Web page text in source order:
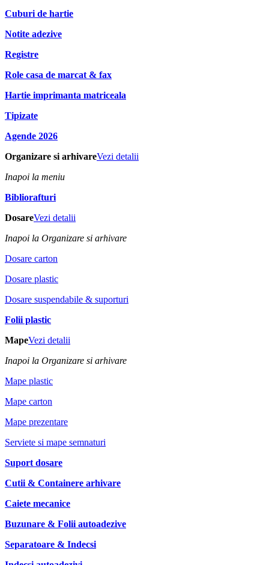
Cuburi de hartie
Notite adezive
Registre
Role casa de marcat & fax
Hartie imprimanta matriceala
Tipizate
Agende 2026
Organizare si arhivareVezi detalii
Inapoi la meniu
Bibliorafturi
DosareVezi detalii
Inapoi la Organizare si arhivare
Dosare carton
Dosare plastic
Dosare suspendabile & suporturi
Folii plastic
MapeVezi detalii
Inapoi la Organizare si arhivare
Mape plastic
Mape carton
Mape prezentare
Serviete si mape semnaturi
Suport dosare
Cutii & Containere arhivare
Caiete mecanice
Buzunare & Folii autoadezive
Separatoare & Indecsi